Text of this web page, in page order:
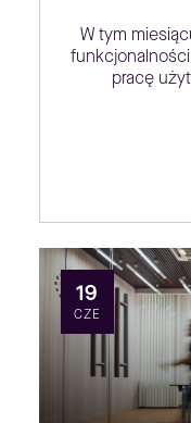
W tym
pracę
19
CZE